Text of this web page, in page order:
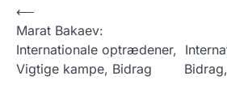
P
o
s
⟵
Marat Bakaev:
Internationale optrædener,
Vigtige kampe, Bidrag